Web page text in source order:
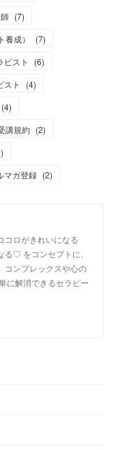
(7)
成） (7)
ピスト (6)
スト (4)
(4)
講規約 (2)
)
マガ登録 (2)
ロがきれいになる
♡ をコンセプトに、
コンプレックスや心の
に解消できるセラピー